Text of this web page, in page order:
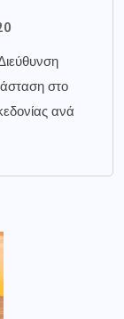
στο
ανά